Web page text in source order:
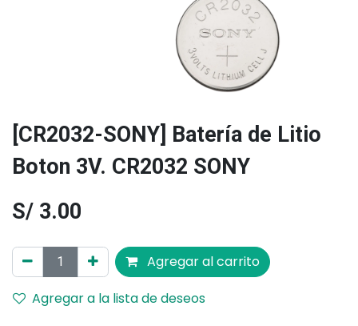
[CR2032-SONY] Batería de Litio
Boton 3V. CR2032 SONY
S/ 3.00
Agregar al carrito
Agregar a la lista de deseos